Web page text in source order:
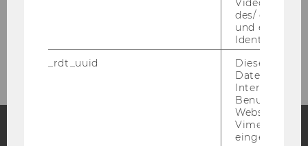
des/ der
und einen
_rdt_uuid
Dieses
Daten über
Websites, auf
Vimeo-Video
eingebettet